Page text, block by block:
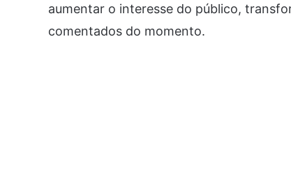
aumentar o interesse do público,
comentados do momento.